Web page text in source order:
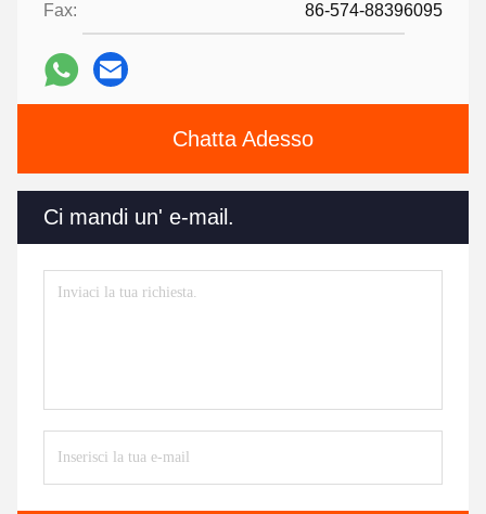
Fax: 86-574-88396095
Chatta Adesso
Ci mandi un' e-mail.